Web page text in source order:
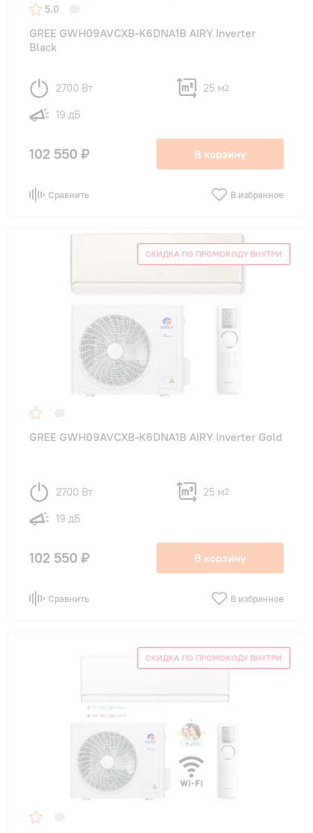
5.0
GREE GWH09AVCXB-K6DNA1B AIRY Inverter
Black
2700 Вт 25 м2
19 дБ
102 550 ₽ В корзину
Сравнить В избранное
СКИДКА ПО ПРОМОКОДУ ВНУТРИ
GREE GWH09AVCXB-K6DNA1B AIRY Inverter Gold
2700 Вт 25 м2
19 дБ
102 550 ₽ В корзину
Сравнить В избранное
СКИДКА ПО ПРОМОКОДУ ВНУТРИ